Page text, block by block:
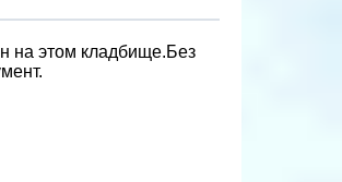
на этом кладбище.Без